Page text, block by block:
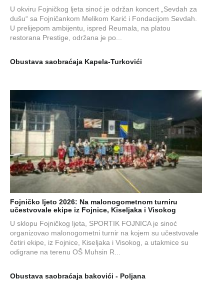
U okviru Fojničkog ljeta sinoć je održan koncert „Sevdah za
dušu“ sa Fojničankom Melikom Karić i Fondacijom Sevdah.
U prelijepom ambijentu, ispred Reumala, na platou
restorana Prestige, održana je po...
Obustava saobraćaja Kapela-Turkovići
Fojničko ljeto 2026: Na malonogometnom turniru
učestvovale ekipe iz Fojnice, Kiseljaka i Visokog
U sklopu Fojničkog ljeta, SPORTIK FOJNICA je sinoć
organizovao malonogometni turnir na kojem su učestvovale
četiri ekipe, iz Fojnice, Kiseljaka i Visokog, a utakmice su
odigrane na terenu OŠ Muhsin R...
Obustava saobraćaja bakovići - Poljana